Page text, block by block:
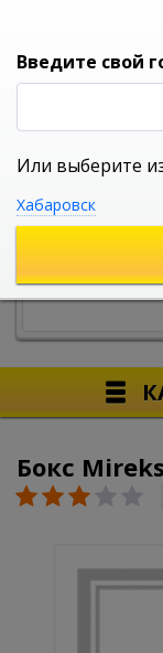
Бокс
Введите свой
Или выберите
Хабаровск